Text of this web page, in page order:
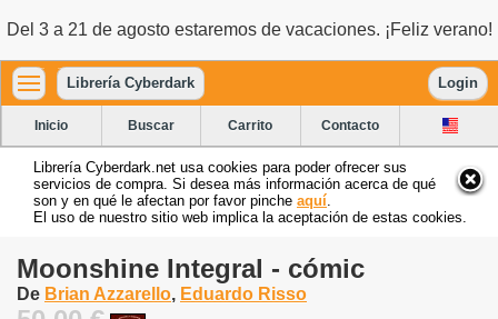
Del 3 a 21 de agosto estaremos de vacaciones. ¡Feliz verano!
Librería Cyberdark Login
Inicio Buscar Carrito Contacto
Librería Cyberdark.net usa cookies para poder ofrecer sus
servicios de compra. Si desea más información acerca de qué
son y en qué le afectan por favor pinche aquí
El uso de nuestro sitio web implica la aceptación de estas cookies.
Moonshine Integral - cómic
De Brian Azzarello, Eduardo Risso